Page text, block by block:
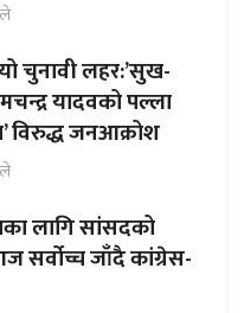
चुनावी लहर:’सुख-
यादवको पल्ला
विरुद्ध जनआक्रोश
लागि सांसदको
सर्वोच्च जाँदै कांग्रेस-